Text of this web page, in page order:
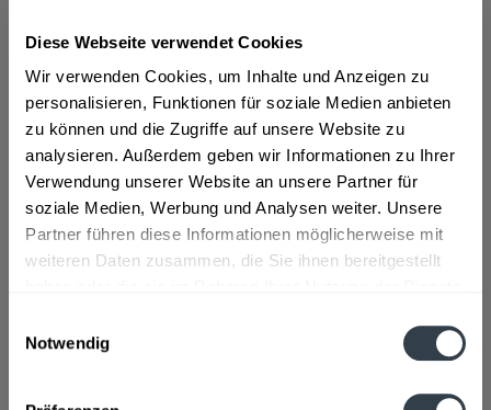
Diese Webseite verwendet Cookies
Wir verwenden Cookies, um Inhalte und Anzeigen zu
personalisieren, Funktionen für soziale Medien anbieten
zu können und die Zugriffe auf unsere Website zu
analysieren. Außerdem geben wir Informationen zu Ihrer
Verwendung unserer Website an unsere Partner für
soziale Medien, Werbung und Analysen weiter. Unsere
Partner führen diese Informationen möglicherweise mit
weiteren Daten zusammen, die Sie ihnen bereitgestellt
Notwendig
Vorrätig
MEHRWEG
+3,10 € Pfand
In den Warenkorb
Artikel-Nr.:
24715
Verfügbar in:
mehr